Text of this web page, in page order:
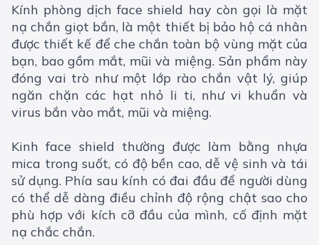
Kính phòng dịch face shield hay còn gọi là mặt
nạ chắn giọt bắn, là một thiết bị bảo hộ cá nhân
được thiết kế để che chắn toàn bộ vùng mặt của
bạn, bao gồm mắt, mũi và miệng. Sản phẩm này
đóng vai trò như một lớp rào chắn vật lý, giúp
ngăn chặn các hạt nhỏ li ti, như vi khuẩn và
virus bắn vào mắt, mũi và miệng.
Kinh face shield thường được làm bằng nhựa
mica trong suốt, có độ bền cao, dễ vệ sinh và tái
sử dụng. Phía sau kính có đai đầu để người dùng
có thể dễ dàng điều chỉnh độ rộng chật sao cho
phù hợp với kích cỡ đầu của mình, cố định mặt
nạ chắc chắn.